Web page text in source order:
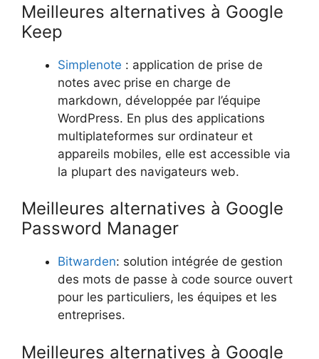
Meilleures alternatives à Google
Keep
Simplenote : application de prise de
notes avec prise en charge de
markdown, développée par l’équipe
WordPress. En plus des applications
multiplateformes sur ordinateur et
appareils mobiles, elle est accessible via
la plupart des navigateurs web.
Meilleures alternatives à Google
Password Manager
Bitwarden: solution intégrée de gestion
des mots de passe à code source ouvert
pour les particuliers, les équipes et les
entreprises.
Meilleures alternatives à Google